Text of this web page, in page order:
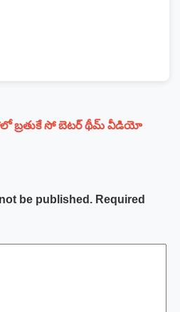
బ్రతుకే సో బెటర్‌ థీమ్ వీడియో
be published. Required